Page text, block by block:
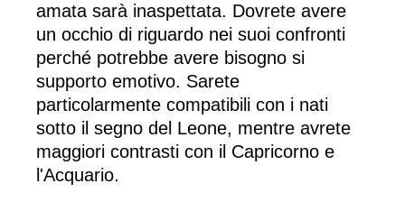
amata sarà inaspettata. Dovrete avere
un occhio di riguardo nei suoi confronti
perché potrebbe avere bisogno si
supporto emotivo. Sarete
particolarmente compatibili con i nati
sotto il segno del Leone, mentre avrete
maggiori contrasti con il Capricorno e
l'Acquario.